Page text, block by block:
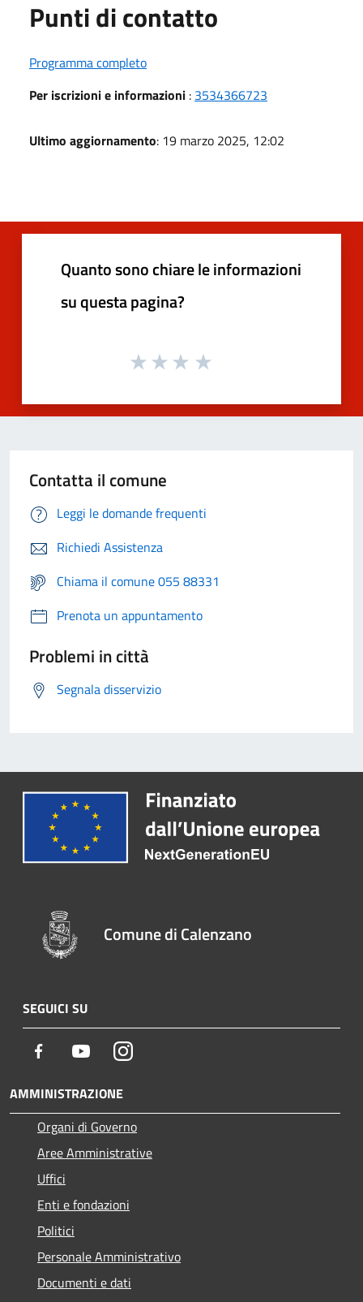
Punti di contatto
Programma completo
Per iscrizioni e informazioni : 3534366723
Ultimo aggiornamento: 19 marzo 2025, 12:02
Quanto sono chiare le informazioni
su questa pagina?
Contatta il comune
Leggi le domande frequenti
Richiedi Assistenza
Chiama il comune 055 88331
Prenota un appuntamento
Problemi in città
Segnala disservizio
Comune di Calenzano
SEGUICI SU
Facebook YoutubeInstagram
AMMINISTRAZIONE
Organi di Governo
Aree Amministrative
Uffici
Enti e fondazioni
Politici
Personale Amministrativo
Documenti e dati